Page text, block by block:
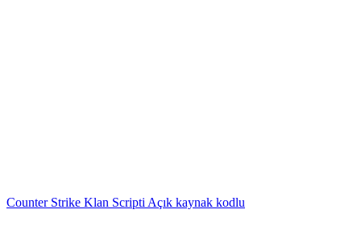
Counter Strike Klan Scripti Açık kaynak kodlu